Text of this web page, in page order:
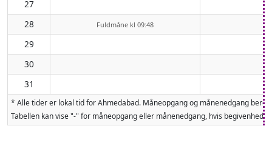
27
28
Fuldmåne kl 09:48
29
30
31
* Alle tider er lokal tid for Ahmedabad. Måneopgang og månenedgang
Tabellen kan vise "-" for måneopgang eller månenedgang, hvis